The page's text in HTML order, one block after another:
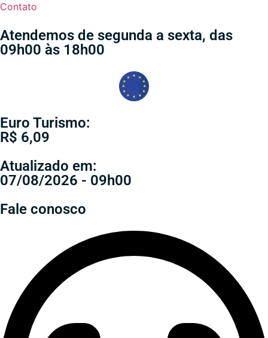
Contato
Atendemos de segunda a sexta, das
09h00 às 18h00
Euro Turismo:
R$ 6,09
Atualizado em:
07/08/2026 - 09h00
Fale conosco